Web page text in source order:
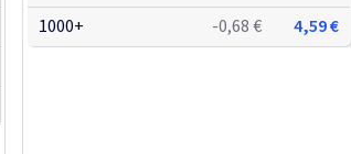
1000+
-0,68 € 4,59 €